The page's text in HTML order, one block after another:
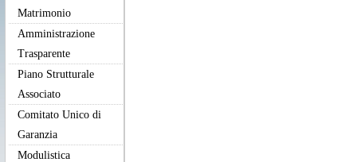
Matrimonio
Amministrazione
Trasparente
Piano Strutturale
Associato
Comitato Unico di
Garanzia
Modulistica